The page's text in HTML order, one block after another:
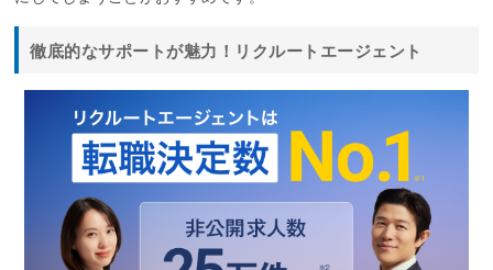
徹底的なサポートが魅力！リクルートエージェント